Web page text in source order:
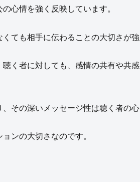
心情を強く反映しています。
ても相手に伝わることの大切さが強
く者に対しても、感情の共有や共感
その深いメッセージ性は聴く者の心
ンの大切さなのです。